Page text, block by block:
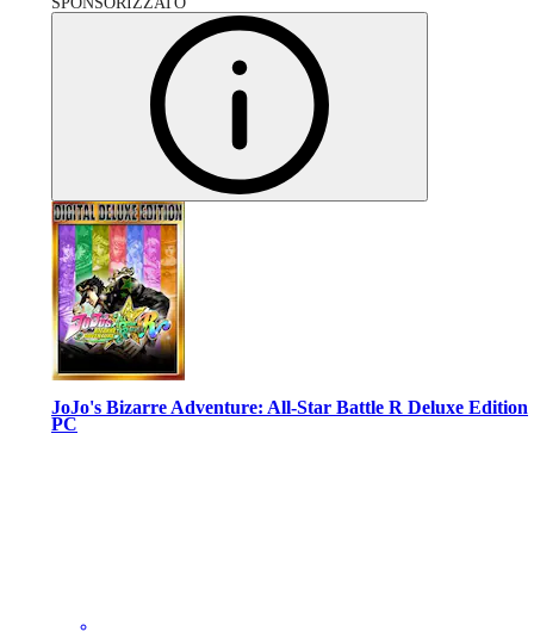
JoJo's Bizarre Adventure: All-Star Battle R Deluxe Edition
PC